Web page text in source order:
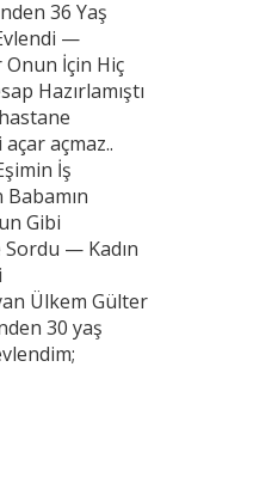
36 Yaş
—
Onun İçin Hiç
Hazırlamıştı
açmaz..
İş
Babamın
Gibi
— Kadın
Ülkem Gülter
30 yaş